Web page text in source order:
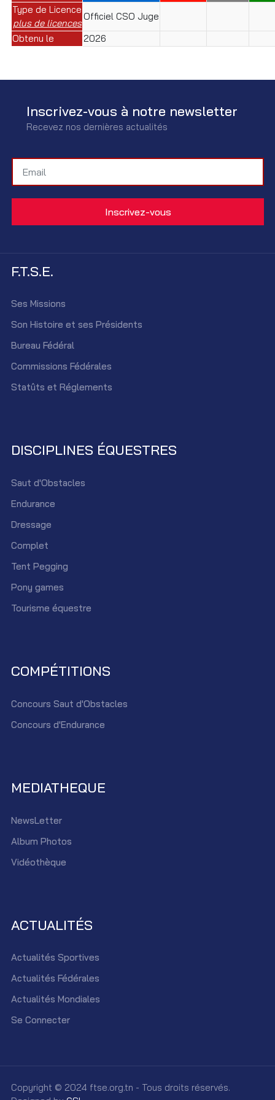
Type de Licence
plus de licences
Officiel CSO Juge
Obtenu le
2026
Inscrivez-vous à notre newsletter
Recevez nos dernières actualités
F.T.S.E.
Ses Missions
Son Histoire et ses Présidents
Bureau Fédéral
Commissions Fédérales
Statûts et Réglements
DISCIPLINES ÉQUESTRES
Saut d'Obstacles
Endurance
Dressage
Complet
Tent Pegging
Pony games
Tourisme équestre
COMPÉTITIONS
Concours Saut d'Obstacles
Concours d'Endurance
MEDIATHEQUE
NewsLetter
Album Photos
Vidéothèque
ACTUALITÉS
Actualités Sportives
Actualités Fédérales
Actualités Mondiales
Se Connecter
Copyright © 2024 ftse.org.tn - Tous droits réservés.